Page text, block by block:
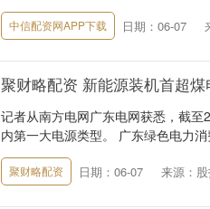
中信配资网APP下载 日期：06-07
聚财略配资 新能源装机首超
记者从南方电网广东电网获悉，截
内第一大电源类型。 广东绿色电力
聚财略配资 日期：06-07 来源：